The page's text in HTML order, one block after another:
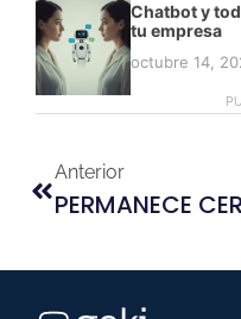
Chatbot y
tu empresa
octubre 14,
Anterior